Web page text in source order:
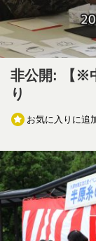
非公開: 【※
り
お気に入りに追